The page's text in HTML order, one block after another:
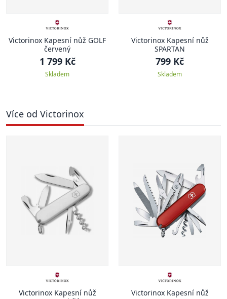
Victorinox Kapesní nůž GOLF
červený
1 799 Kč
Skladem
Victorinox Kapesní nůž
SPARTAN
799 Kč
Skladem
Více od Victorinox
Victorinox Kapesní nůž
Victorinox Kapesní nůž